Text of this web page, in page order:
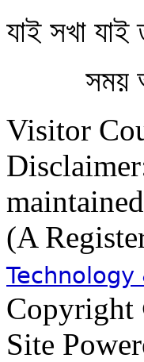
যাই সখা
সময়
Visitor
(A
Site